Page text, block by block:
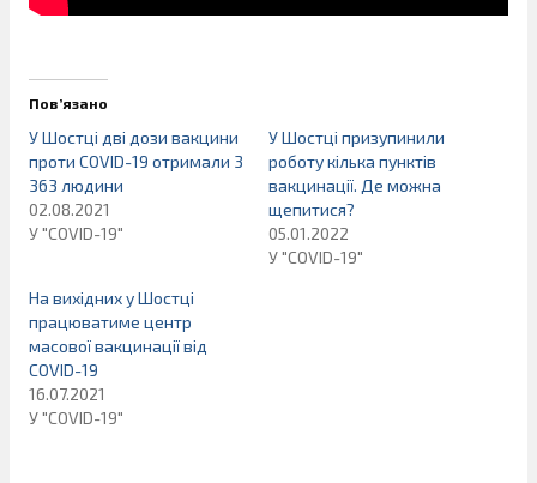
Пов’язано
У Шостці дві дози вакцини
проти COVID-19 отримали 3
363 людини
02.08.2021
У "COVID-19"
У Шостці призупинили
роботу кілька пунктів
вакцинації. Де можна
щепитися?
05.01.2022
У "COVID-19"
На вихідних у Шостці
працюватиме центр
масової вакцинації від
COVID-19
16.07.2021
У "COVID-19"